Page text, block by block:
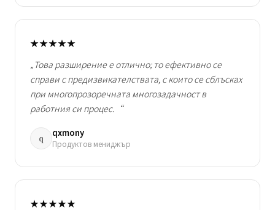
★★★★★
„Това разширение е отлично; то ефективно се
справи с предизвикателствата, с които се сблъсках
при многопрозоречната многозадачност в
работния си процес.“
q qxmony
Продуктов мениджър
★★★★★